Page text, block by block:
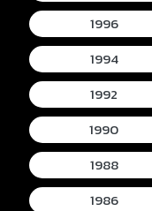
1996
1994
1992
1990
1988
1986